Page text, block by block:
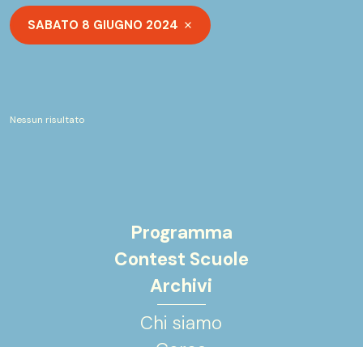
SABATO 8 GIUGNO 2024
Nessun risultato
Programma
Contest Scuole
Archivi
Chi siamo